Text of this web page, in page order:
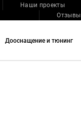
Наши проекты
Отзывы
Дооснащение и тюнинг